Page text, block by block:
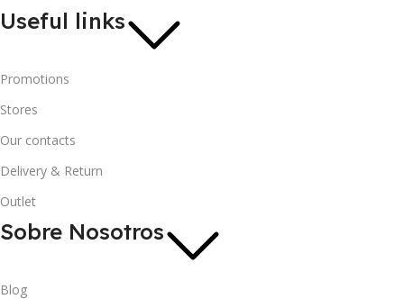
Useful links
Promotions
Stores
Our contacts
Delivery & Return
Outlet
Sobre Nosotros
Blog